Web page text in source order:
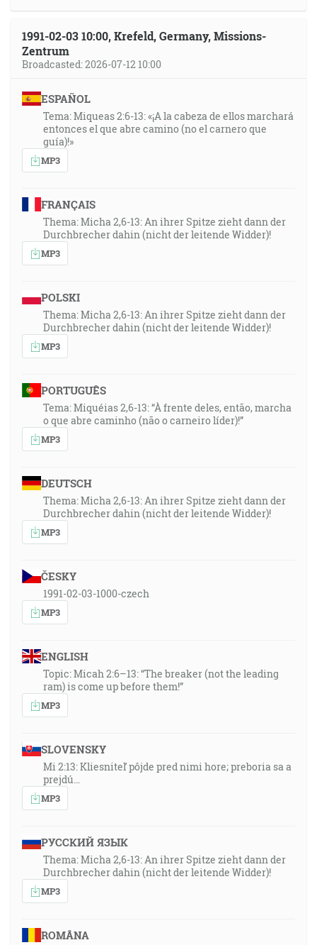
1991-02-03 10:00, Krefeld, Germany, Missions-
Zentrum
Broadcasted: 2026-07-12 10:00
ESPAÑOL
Tema: Miqueas 2:6-13: «¡A la cabeza de ellos marchará
entonces el que abre camino (no el carnero que
guía)!»
MP3
FRANÇAIS
Thema: Micha 2,6-13: An ihrer Spitze zieht dann der
Durchbrecher dahin (nicht der leitende Widder)!
MP3
POLSKI
Thema: Micha 2,6-13: An ihrer Spitze zieht dann der
Durchbrecher dahin (nicht der leitende Widder)!
MP3
PORTUGUÊS
Tema: Miquéias 2,6-13: “À frente deles, então, marcha
o que abre caminho (não o carneiro líder)!”
MP3
DEUTSCH
Thema: Micha 2,6-13: An ihrer Spitze zieht dann der
Durchbrecher dahin (nicht der leitende Widder)!
MP3
ČESKY
1991-02-03-1000-czech
MP3
ENGLISH
Topic: Micah 2:6–13: “The breaker (not the leading
ram) is come up before them!”
MP3
SLOVENSKY
Mi 2:13: Kliesniteľ pôjde pred nimi hore; preboria sa a
prejdú…
MP3
РУССКИЙ ЯЗЫК
Thema: Micha 2,6-13: An ihrer Spitze zieht dann der
Durchbrecher dahin (nicht der leitende Widder)!
MP3
ROMÂNA